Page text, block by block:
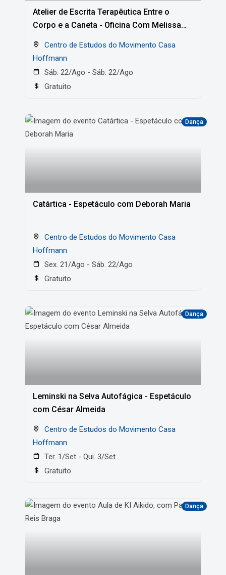
Atelier de Escrita Terapêutica Entre o
Corpo e a Caneta - Oficina Com Melissa
Hoffmann
Sáb. 22/Ago - Sáb. 22/Ago
Gratuito
Dança
Catártica - Espetáculo com Deborah Maria
Hoffmann
Sex. 21/Ago - Sáb. 22/Ago
Gratuito
Dança
Leminski na Selva Autofágica - Espetáculo
com César Almeida
Hoffmann
Ter. 1/Set - Qui. 3/Set
Gratuito
Dança